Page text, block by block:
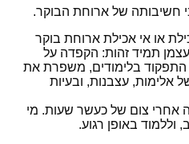
חשיבותה של ארוחת הבוקר.
או אי אכילת ארוחת בוקר
תמיד זהות: הקפדה על
בלימודים, משפרת את
עצבנות, ובעיות
אחרי צום של כעשר שעות. מי
וללמוד באופן רגוע.